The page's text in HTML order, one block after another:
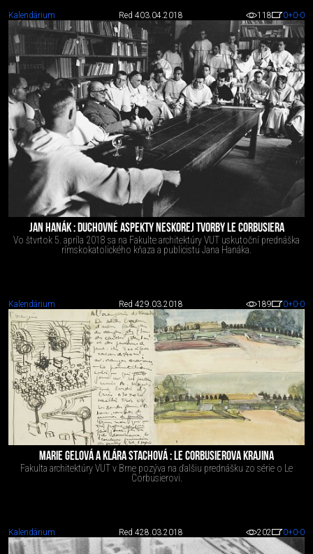
Kalendárium Red 403.04.2018 118 0+0-0
JAN HANÁK : DUCHOVNÉ ASPEKTY NESKOREJ TVORBY LE CORBUSIERA
Vo štvrtok 5. apríla 2018 sa na Fakulte architektúry VUT uskutoční prednáška
rímskokatolického kňaza a publicistu Jana Hanáka.
Kalendárium Red 429.03.2018 189 0+0-0
MARIE GELOVÁ A KLÁRA STACHOVÁ : LE CORBUSIEROVA KRAJINA
Fakulta architektúry VUT v Brne pozýva na ďalšiu prednášku zo série o Le
Corbusierovi.
Kalendárium Red 428.03.2018 202 0+0-0